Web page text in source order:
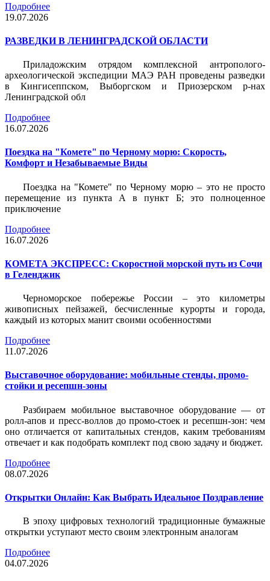
Подробнее
19.07.2026
РАЗВЕДКИ В ЛЕНИНГРАДСКОЙ ОБЛАСТИ
Приладожским отрядом комплексной антрополого-
археологической экспедиции МАЭ РАН проведены разведки
в Кингисеппском, Выборгском и Приозерском р-нах
Ленинградской обл
Подробнее
16.07.2026
Поездка на "Комете" по Черному морю: Скорость,
Комфорт и Незабываемые Виды
Поездка на "Комете" по Черному морю – это не просто
перемещение из пункта А в пункт Б; это полноценное
приключение
Подробнее
16.07.2026
КОМЕТА ЭКСПРЕСС: Скоростной морской путь из Сочи
в Геленджик
Черноморское побережье России – это километры
живописных пейзажей, бесчисленные курорты и города,
каждый из которых манит своими особенностями
Подробнее
11.07.2026
Выставочное оборудование: мобильные стенды, промо-
стойки и ресепшн-зоны
Разбираем мобильное выставочное оборудование — от
ролл-апов и пресс-воллов до промо-стоек и ресепшн-зон: чем
оно отличается от капитальных стендов, каким требованиям
отвечает и как подобрать комплект под свою задачу и бюджет.
Подробнее
08.07.2026
Открытки Онлайн: Как Выбрать Идеальное Поздравление
В эпоху цифровых технологий традиционные бумажные
открытки уступают место своим электронным аналогам
Подробнее
04.07.2026